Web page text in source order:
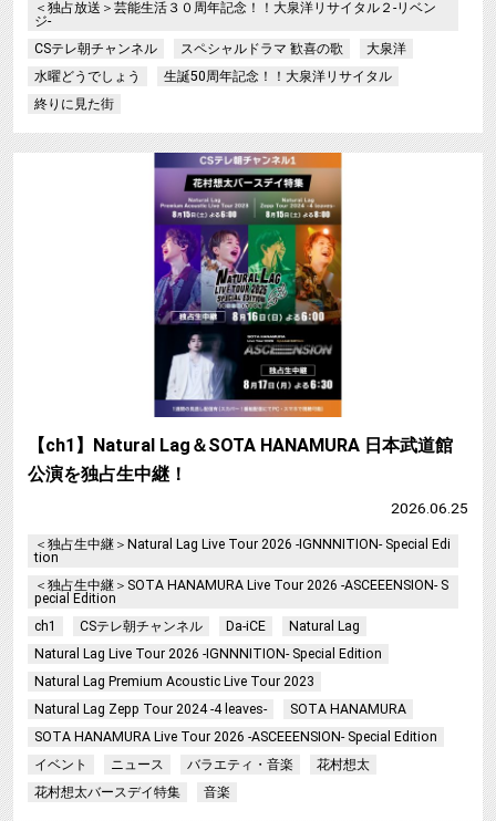
＜独占放送＞芸能生活３０周年記念！！大泉洋リサイタル２-リベン
ジ-
CSテレ朝チャンネル
スペシャルドラマ 歓喜の歌
大泉洋
水曜どうでしょう
生誕50周年記念！！大泉洋リサイタル
終りに見た街
【ch1】Natural Lag＆SOTA HANAMURA 日本武道館
公演を独占生中継！
2026.06.25
＜独占生中継＞Natural Lag Live Tour 2026 -IGNNNITION- Special Edi
tion
＜独占生中継＞SOTA HANAMURA Live Tour 2026 -ASCEEENSION- S
pecial Edition
ch1
CSテレ朝チャンネル Da-iCE
Natural Lag
Natural Lag Live Tour 2026 -IGNNNITION- Special Edition
Natural Lag Premium Acoustic Live Tour 2023
Natural Lag Zepp Tour 2024 -4 leaves-
SOTA HANAMURA
SOTA HANAMURA Live Tour 2026 -ASCEEENSION- Special Edition
イベント
ニュース バラエティ・音楽
花村想太
花村想太バースデイ特集
音楽